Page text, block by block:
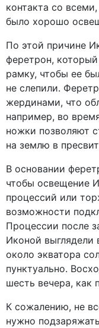
контакта со
было хорошо
По этой причине
феретрон,
рамку, чтобы ее
не слепили.
жердинами, что
например, во
ножки позволяют
на землю в
В основании
чтобы освещение
процессий или
возможности
Процессии после
Иконой выглядели
около экватора
пунктуально.
шесть вечера, как
К сожалению, не
нужно